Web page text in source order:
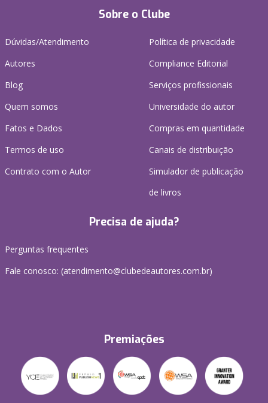
Sobre o Clube
Dúvidas/Atendimento
Autores
Blog
Quem somos
Fatos e Dados
Termos de uso
Contrato com o Autor
Política de privacidade
Compliance Editorial
Serviços profissionais
Universidade do autor
Compras em quantidade
Canais de distribuição
Simulador de publicação
de livros
Precisa de ajuda?
Perguntas frequentes
Fale conosco: (atendimento@clubedeautores.com.br)
Premiações